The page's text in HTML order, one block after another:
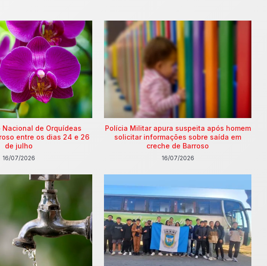
Nacional de Orquídeas
entre os dias 24 e 26
de julho
16/07/2026
Polícia Militar apura suspeita após homem
solicitar informações sobre saída em
creche de Barroso
16/07/2026